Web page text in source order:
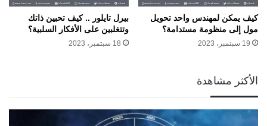
كيف يمكن لمهندس واحد تحويل
مول إلى منظومة مستدامة؟
19 سبتمبر، 2023
بيرل تايلور .. كيف تحبين ذاتك
وتتغلبين على الأفكار السلبية؟
18 سبتمبر، 2023
الأكثر مشاهدة